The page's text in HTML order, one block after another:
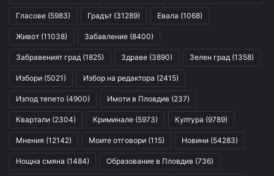
Гласове (5983) Градът (31289) Евала (1068)
Живот (11038) Забавление (8400)
Забравеният град (1825) Здраве (3890) Зелен град (1358)
Избори (5021) Избор на редактора (2415)
Изпод тепето (4900) Имоти в Пловдив (237)
Квартали (2304) Криминале (5973) Култура (9789)
Мнения (12142) Моите отговори (115) Новини (54283)
Нощна смяна (1484) Образование в Пловдив (736)